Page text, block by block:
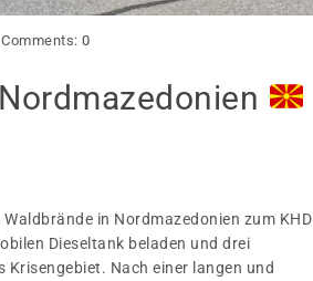
Comments: 0
in Nordmazedonien zum KHD
Dieseltank beladen und drei
Krisengebiet. Nach einer langen und